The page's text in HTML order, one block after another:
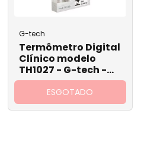
Tubo para Coleta de Sangue
Cânula de traqueostomia
G-tech
Termômetro Digital
Clínico modelo
TH1027 - G-tech -
Unidade
ESGOTADO